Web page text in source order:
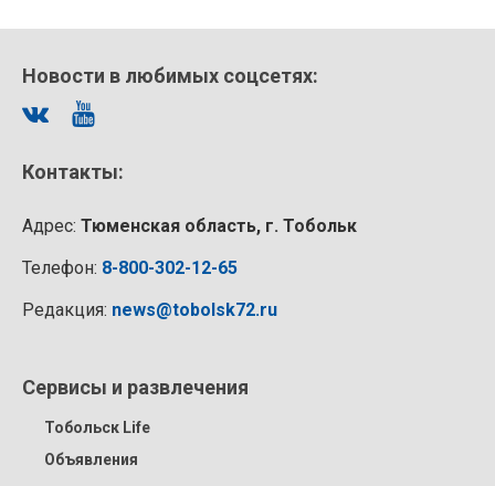
Новости в любимых соцсетях:
Контакты:
Адрес: Тюменская область, г. Тобольк
Телефон: 8-800-302-12-65
Редакция: news@tobolsk72.ru
Сервисы и развлечения
Тобольск Life
Объявления